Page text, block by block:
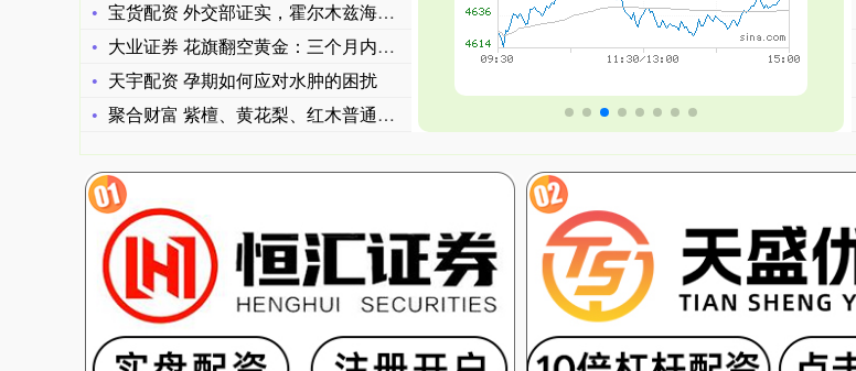
宝货配资 外交部证实，霍尔木兹海峡遇袭船上有中国籍船员
大业证券 花旗翻空黄金：三个月内降到4300美元/盎司
天宇配资 孕期如何应对水肿的困扰
聚合财富 紫檀、黄花梨、红木普通人三招辨别，不伤家具、一看就